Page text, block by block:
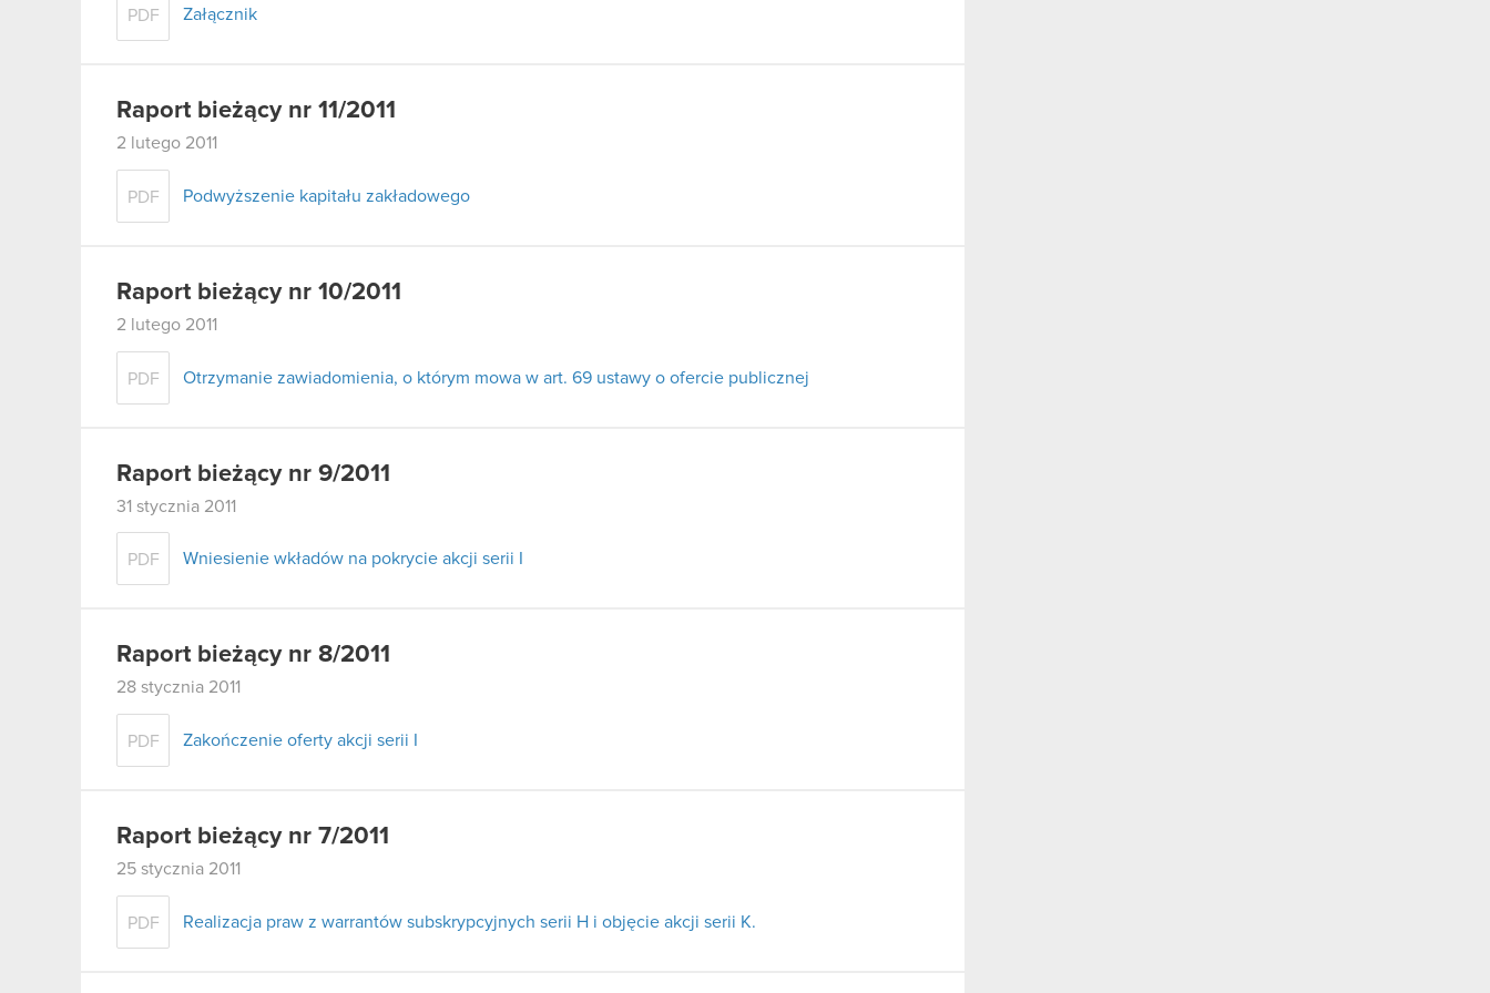
PDF Załącznik
Raport bieżący nr 11/2011
2 lutego 2011
PDF Podwyższenie kapitału zakładowego
Raport bieżący nr 10/2011
2 lutego 2011
PDF Otrzymanie zawiadomienia, o którym mowa w art. 69 ustawy o ofercie publicznej
Raport bieżący nr 9/2011
31 stycznia 2011
PDF Wniesienie wkładów na pokrycie akcji serii I
Raport bieżący nr 8/2011
28 stycznia 2011
PDF Zakończenie oferty akcji serii I
Raport bieżący nr 7/2011
25 stycznia 2011
PDF Realizacja praw z warrantów subskrypcyjnych serii H i objęcie akcji serii K.